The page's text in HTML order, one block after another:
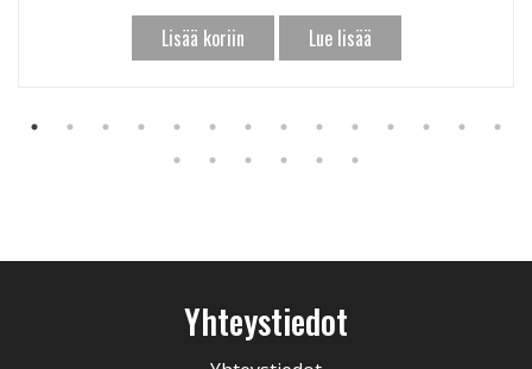
Lisää koriin Lue lisää
Yhteystiedot